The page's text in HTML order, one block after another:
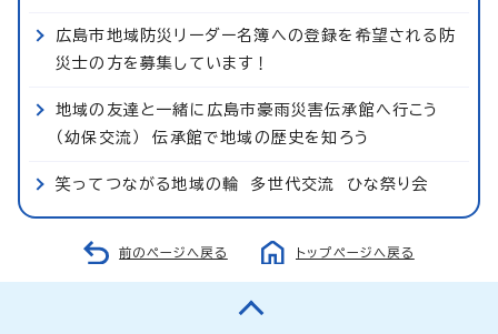
広島市地域防災リーダー名簿への登録を希望される防
災士の方を募集しています！
地域の友達と一緒に広島市豪雨災害伝承館へ行こう
（幼保交流） 伝承館で地域の歴史を知ろう
笑ってつながる地域の輪 多世代交流 ひな祭り会
前のページへ戻る トップページへ戻る